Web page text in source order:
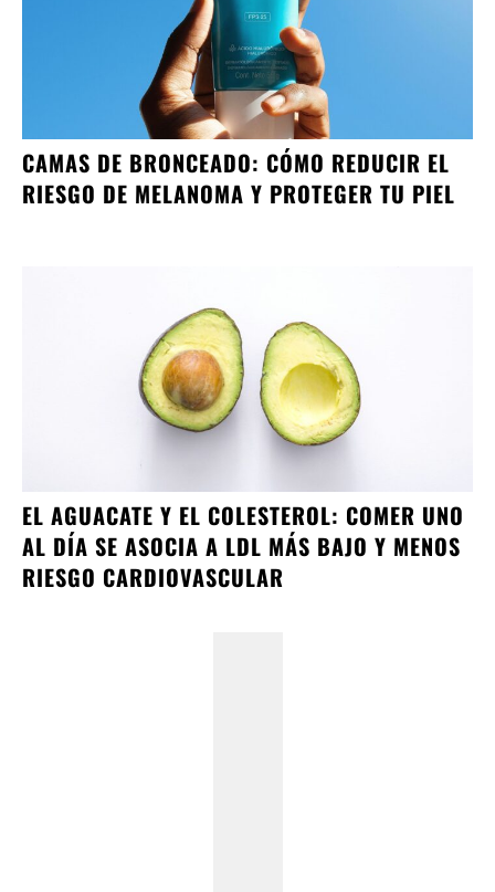
CAMAS DE BRONCEADO: CÓMO REDUCIR EL
RIESGO DE MELANOMA Y PROTEGER TU PIEL
EL AGUACATE Y EL COLESTEROL: COMER UNO
AL DÍA SE ASOCIA A LDL MÁS BAJO Y MENOS
RIESGO CARDIOVASCULAR